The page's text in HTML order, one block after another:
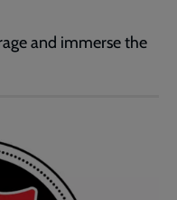
and immerse the